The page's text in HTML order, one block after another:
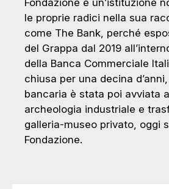
Fondazione è un’istituzione
le proprie radici nella sua
come The Bank, perché
del Grappa dal 2019
della Banca Commerciale
chiusa per una decina
bancaria è stata poi avviata
archeologia industriale e
galleria-museo privato, oggi
Fondazione.